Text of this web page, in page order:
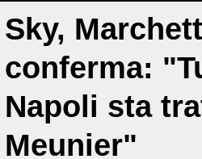
Sky,
conferma:
Napoli sta
Meunier"